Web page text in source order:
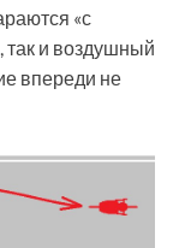
«с
так и воздушный
впереди не